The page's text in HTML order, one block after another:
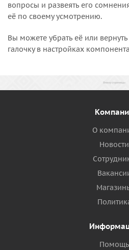
вопросы и развеять его
её по своему усмотрению.
Вы можете убрать её или
галочку в настройках
О
Новости
Помощь